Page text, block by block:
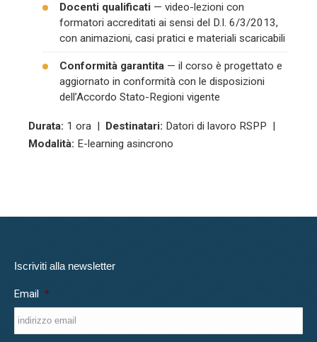
Docenti qualificati — video-lezioni con
formatori accreditati ai sensi del D.I. 6/3/2013,
con animazioni, casi pratici e materiali scaricabili
Conformità garantita — il corso è progettato e
aggiornato in conformità con le disposizioni
dell’Accordo Stato-Regioni vigente
Durata: 1 ora | Destinatari: Datori di lavoro RSPP |
Modalità: E-learning asincrono
Iscriviti alla newsletter
Email *